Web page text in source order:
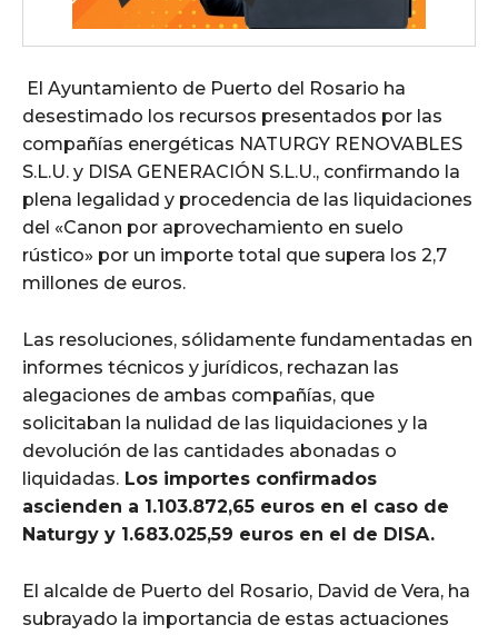
El Ayuntamiento de Puerto del Rosario ha
desestimado los recursos presentados por las
compañías energéticas NATURGY RENOVABLES
S.L.U. y DISA GENERACIÓN S.L.U., confirmando la
plena legalidad y procedencia de las liquidaciones
del «Canon por aprovechamiento en suelo
rústico» por un importe total que supera los 2,7
millones de euros.
Las resoluciones, sólidamente fundamentadas en
informes técnicos y jurídicos, rechazan las
alegaciones de ambas compañías, que
solicitaban la nulidad de las liquidaciones y la
devolución de las cantidades abonadas o
liquidadas. Los importes confirmados
ascienden a 1.103.872,65 euros en el caso de
Naturgy y 1.683.025,59 euros en el de DISA.
El alcalde de Puerto del Rosario, David de Vera, ha
subrayado la importancia de estas actuaciones